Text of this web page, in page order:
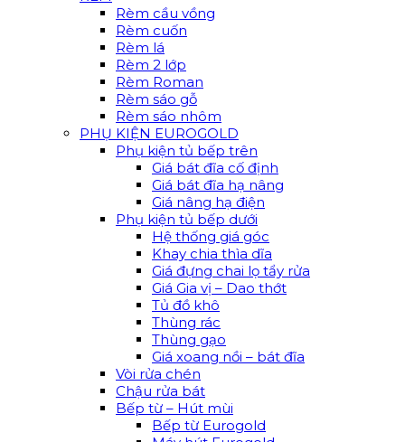
Rèm cầu vồng
Rèm cuốn
Rèm lá
Rèm 2 lớp
Rèm Roman
Rèm sáo gỗ
Rèm sáo nhôm
PHỤ KIỆN EUROGOLD
Phụ kiện tủ bếp trên
Giá bát đĩa cố định
Giá bát đĩa hạ nâng
Giá nâng hạ điện
Phụ kiện tủ bếp dưới
Hệ thống giá góc
Khay chia thìa dĩa
Giá đựng chai lọ tẩy rửa
Giá Gia vị – Dao thớt
Tủ đồ khô
Thùng rác
Thùng gạo
Giá xoang nồi – bát đĩa
Vòi rửa chén
Chậu rửa bát
Bếp từ – Hút mùi
Bếp từ Eurogold